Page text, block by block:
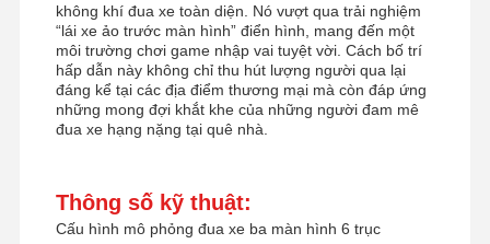
Máy trò chơi móng vuốt
Máy chơi máy đẩy tiền xu
Thiết bị sân chơi mềm
Trình mô phỏng VR 360
không khí đua xe toàn diện. Nó vượt qua trải nghiệm
“lái xe ảo trước màn hình” điển hình, mang đến một
môi trường chơi game nhập vai tuyệt vời. Cách bố trí
hấp dẫn này không chỉ thu hút lượng người qua lại
đáng kể tại các địa điểm thương mại mà còn đáp ứng
những mong đợi khắt khe của những người đam mê
đua xe hạng nặng tại quê nhà.
Thông số kỹ thuật:
Cấu hình mô phỏng đua xe ba màn hình 6 trục